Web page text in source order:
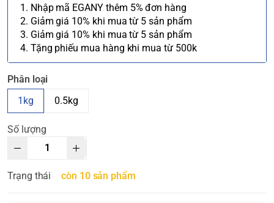
1. Nhập mã EGANY thêm 5% đơn hàng
2. Giảm giá 10% khi mua từ 5 sản phẩm
3. Giảm giá 10% khi mua từ 5 sản phẩm
4. Tặng phiếu mua hàng khi mua từ 500k
Phân loại
1kg
0.5kg
Số lượng
Trạng thái còn 10 sản phẩm